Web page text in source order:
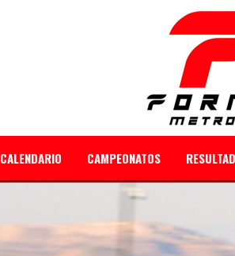
CALENDARIO CAMPEONATOS